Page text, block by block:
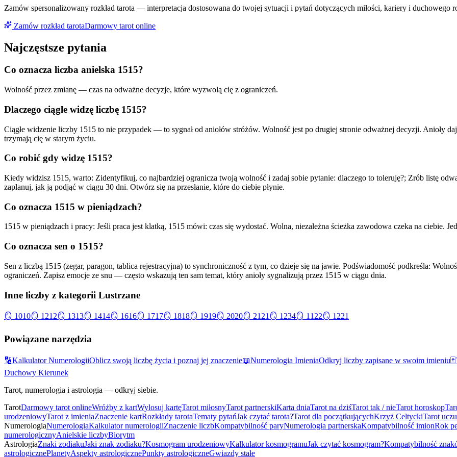
Zamów spersonalizowany rozkład tarota — interpretacja dostosowana do twojej sytuacji i pytań dotyczących miłości, kariery i duchowego
Zamów rozkład tarotaDarmowy tarot online
Najczęstsze pytania
Co oznacza liczba anielska 1515?
Wolność przez zmianę — czas na odważne decyzje, które wyzwolą cię z ograniczeń.
Dlaczego ciągle widzę liczbę 1515?
Ciągłe widzenie liczby 1515 to nie przypadek — to sygnał od aniołów stróżów. Wolność jest po drugiej stronie odważnej decyzji. Anioły
trzymają cię w starym życiu.
Co robić gdy widzę 1515?
Kiedy widzisz 1515, warto: Zidentyfikuj, co najbardziej ogranicza twoją wolność i zadaj sobie pytanie: dlaczego to toleruję?; Zrób listę
zaplanuj, jak ją podjąć w ciągu 30 dni. Otwórz się na przesłanie, które do ciebie płynie.
Co oznacza 1515 w pieniądzach?
1515 w pieniądzach i pracy: Jeśli praca jest klatką, 1515 mówi: czas się wydostać. Wolna, niezależna ścieżka zawodowa czeka na ciebie.
Co oznacza sen o 1515?
Sen z liczbą 1515 (zegar, paragon, tablica rejestracyjna) to synchroniczność z tym, co dzieje się na jawie. Podświadomość podkreśla:
ograniczeń. Zapisz emocje ze snu — często wskazują ten sam temat, który anioły sygnalizują przez 1515 w ciągu dnia.
Inne liczby z kategorii Lustrzane
🪞 1010🪞 1212🪞 1313🪞 1414🪞 1616🪞 1717🪞 1818🪞 1919🪞 2020🪞 2121 🪞 1234🪞 1122🪞 1221
Powiązane narzędzia
🔢Kalkulator NumerologiiOblicz swoją liczbę życia i poznaj jej znaczenie📖Numerologia ImieniaOdkryj liczby zapisane w swoim imieniu🃏
Duchowy Kierunek
Tarot, numerologia i astrologia — odkryj siebie.
TarotDarmowy tarot onlineWróżby z kartWylosuj kartęTarot miłosnyTarot partnerskiKarta dniaTarot na dziśTarot tak / nieTarot horoskop
urodzeniowyTarot z imieniaZnaczenie kartRozkłady tarotaTematy pytańJak czytać tarota?Tarot dla początkującychKrzyż CeltyckiTarot
NumerologiaNumerologiaKalkulator numerologiiZnaczenie liczbKompatybilność paryNumerologia partnerskaKompatybilność imionRok
numerologicznyAnielskie liczbyBiorytm
AstrologiaZnaki zodiakuJaki znak zodiaku?Kosmogram urodzeniowyKalkulator kosmogramuJak czytać kosmogram?Kompatybilność
astrologicznePlanetyAspekty astrologicznePunkty astrologiczneGwiazdy stałe